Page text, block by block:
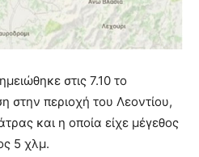
στις 7.10 το
στην περιοχή του Λεοντίου,
και η οποία είχε μέγεθος
5 χλμ.